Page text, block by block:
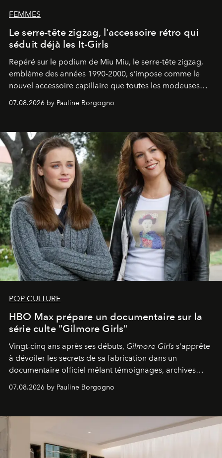
FEMMES
Le serre-tête zigzag, l'accessoire rétro qui
séduit déjà les It-Girls
Repéré sur le podium de Miu Miu, le serre-tête zigzag,
emblème des années 1990-2000, s'impose comme le
nouvel accessoire capillaire que toutes les modeuses
s'arrachent déjà.
07.08.2026 by Pauline Borgogno
POP CULTURE
HBO Max prépare un documentaire sur la
série culte "Gilmore Girls"
Vingt-cinq ans après ses débuts, Gilmore Girls s'apprête
à dévoiler les secrets de sa fabrication dans un
documentaire officiel mêlant témoignages, archives
inédites et plongée dans les coulisses d'un phénomène
générationnel.
07.08.2026 by Pauline Borgogno